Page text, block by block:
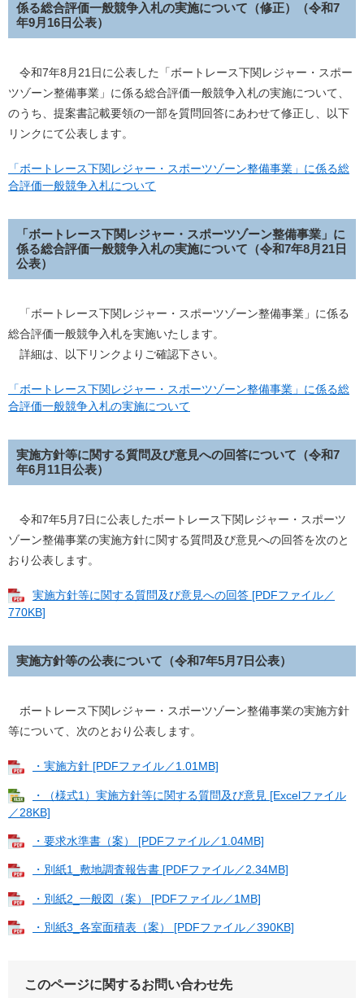
係る総合評価一般競争入札の実施について（修正）（令和7
年9月16日公表）
令和7年8月21日に公表した「ボートレース下関レジャー・スポー
ツゾーン整備事業」に係る総合評価一般競争入札の実施について、
のうち、提案書記載要領の一部を質問回答にあわせて修正し、以下
リンクにて公表します。
「ボートレース下関レジャー・スポーツゾーン整備事業」に係る総
合評価一般競争入札について
「ボートレース下関レジャー・スポーツゾーン整備事業」に
係る総合評価一般競争入札の実施について（令和7年8月21日
公表）
「ボートレース下関レジャー・スポーツゾーン整備事業」に係る
総合評価一般競争入札を実施いたします。
詳細は、以下リンクよりご確認下さい。
「ボートレース下関レジャー・スポーツゾーン整備事業」に係る総
合評価一般競争入札の実施について
実施方針等に関する質問及び意見への回答について（令和7
年6月11日公表）
令和7年5月7日に公表したボートレース下関レジャー・スポーツ
ゾーン整備事業の実施方針に関する質問及び意見への回答を次のと
おり公表します。
実施方針等に関する質問及び意見への回答 [PDFファイル／
770KB]
実施方針等の公表について（令和7年5月7日公表）
ボートレース下関レジャー・スポーツゾーン整備事業の実施方針
等について、次のとおり公表します。
・実施方針 [PDFファイル／1.01MB]
・（様式1）実施方針等に関する質問及び意見 [Excelファイル
／28KB]
・要求水準書（案） [PDFファイル／1.04MB]
・別紙1_敷地調査報告書 [PDFファイル／2.34MB]
・別紙2_一般図（案） [PDFファイル／1MB]
・別紙3_各室面積表（案） [PDFファイル／390KB]
このページに関するお問い合わせ先